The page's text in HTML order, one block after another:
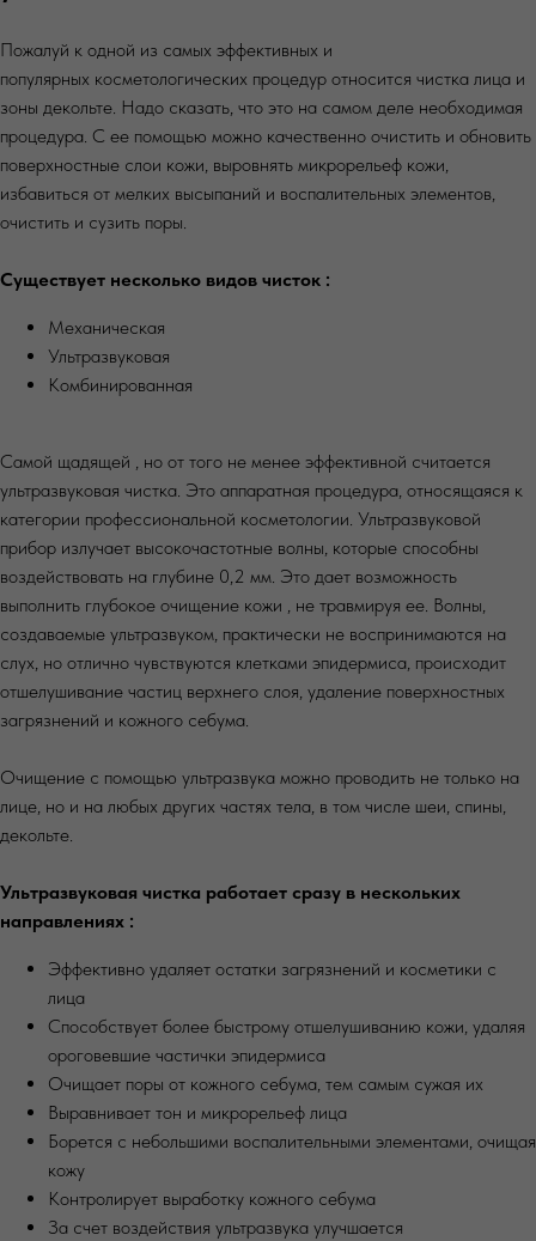
Пожалуй к одной из самых эффективных и
популярных косметологических процедур относится чистка лица и
зоны декольте. Надо сказать, что это на самом деле необходимая
процедура. С ее помощью можно качественно очистить и обновить
поверхностные слои кожи, выровнять микрорельеф кожи,
избавиться от мелких высыпаний и воспалительных элементов,
очистить и сузить поры.
Существует несколько видов чисток :
Механическая
Ультразвуковая
Комбинированная
Самой щадящей , но от того не менее эффективной считается
ультразвуковая чистка. Это аппаратная процедура, относящаяся к
категории профессиональной косметологии. Ультразвуковой
прибор излучает высокочастотные волны, которые способны
воздействовать на глубине 0,2 мм. Это дает возможность
выполнить глубокое очищение кожи , не травмируя ее. Волны,
создаваемые ультразвуком, практически не воспринимаются на
слух, но отлично чувствуются клетками эпидермиса, происходит
отшелушивание частиц верхнего слоя, удаление поверхностных
загрязнений и кожного себума.
Очищение с помощью ультразвука можно проводить не только на
лице, но и на любых других частях тела, в том числе шеи, спины,
декольте.
Ультразвуковая чистка работает сразу в нескольких
направлениях :
Эффективно удаляет остатки загрязнений и косметики с
лица
Способствует более быстрому отшелушиванию кожи, удаляя
ороговевшие частички эпидермиса
Очищает поры от кожного себума, тем самым сужая их
Выравнивает тон и микрорельеф лица
Борется с небольшими воспалительными элементами, очищая
кожу
Контролирует выработку кожного себума
За счет воздействия ультразвука улучшается